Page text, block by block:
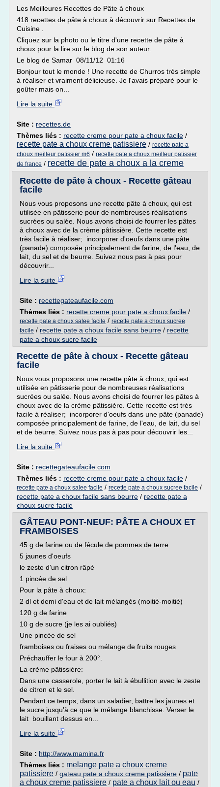
Les Meilleures Recettes de Pâte à choux
418 recettes de pâte à choux à découvrir sur Recettes de
Cuisine .
Cliquez sur la photo ou le titre d'une recette de pâte à
choux pour la lire sur le blog de son auteur.
Le blog de Samar 08/11/12 01:16
Bonjour tout le monde ! Une recette de Churros très simple
à réaliser et vraiment délicieuse. Je l'avais préparé pour le
goûter mais on...
Lire la suite
Site : recettes.de
Thèmes liés : recette creme pour pate a choux facile /
recette pate a choux creme patissiere / recette pate a
choux meilleur patissier m6 / recette pate a choux meilleur patissier
de france / recette de pate a choux a la creme
Recette de pâte à choux - Recette gâteau
facile
Nous vous proposons une recette pâte à choux, qui est
utilisée en pâtisserie pour de nombreuses réalisations
sucrées ou salée. Nous avons choisi de fourrer les pâtes
à choux avec de la crème pâtissière. Cette recette est
très facile à réaliser; incorporer d'oeufs dans une pâte
(panade) composée principalement de farine, de l'eau, de
lait, du sel et de beurre. Suivez nous pas à pas pour
découvrir...
Lire la suite
Site : recettegateaufacile.com
Thèmes liés : recette creme pour pate a choux facile /
recette pate a choux salee facile / recette pate a choux sucree
facile / recette pate a choux facile sans beurre / recette
pate a choux sucre facile
Recette de pâte à choux - Recette gâteau
facile
Nous vous proposons une recette pâte à choux, qui est
utilisée en pâtisserie pour de nombreuses réalisations
sucrées ou salée. Nous avons choisi de fourrer les pâtes à
choux avec de la crème pâtissière. Cette recette est très
facile à réaliser; incorporer d'oeufs dans une pâte (panade)
composée principalement de farine, de l'eau, de lait, du sel
et de beurre. Suivez nous pas à pas pour découvrir les...
Lire la suite
Site : recettegateaufacile.com
Thèmes liés : recette creme pour pate a choux facile /
recette pate a choux salee facile / recette pate a choux sucree facile /
recette pate a choux facile sans beurre / recette pate a
choux sucre facile
GÂTEAU PONT-NEUF: PÂTE A CHOUX ET
FRAMBOISES
45 g de farine ou de fécule de pommes de terre
5 jaunes d'oeufs
le zeste d'un citron râpé
1 pincée de sel
Pour la pâte à choux:
2 dl et demi d'eau et de lait mélangés (moitié-moitié)
120 g de farine
10 g de sucre (je les ai oubliés)
Une pincée de sel
framboises ou fraises ou mélange de fruits rouges
Préchauffer le four à 200°.
La crème pâtissière:
Dans une casserole, porter le lait à ébullition avec le zeste
de citron et le sel.
Pendant ce temps, dans un saladier, battre les jaunes et
le sucre jusqu'à ce que le mélange blanchisse. Verser le
lait bouillant dessus en...
Lire la suite
Site : http://www.mamina.fr
Thèmes liés : melange pate a choux creme
patissiere / gateau pate a choux creme patissiere / pate
a choux creme patissiere / pate a choux lait ou eau /